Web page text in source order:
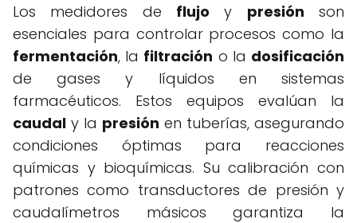
Los medidores de flujo y presión son
esenciales para controlar procesos como la
fermentación, la filtración o la dosificación
de gases y líquidos en sistemas
farmacéuticos. Estos equipos evalúan la
caudal y la presión en tuberías, asegurando
condiciones óptimas para reacciones
químicas y bioquímicas. Su calibración con
patrones como transductores de presión y
caudalímetros másicos garantiza la